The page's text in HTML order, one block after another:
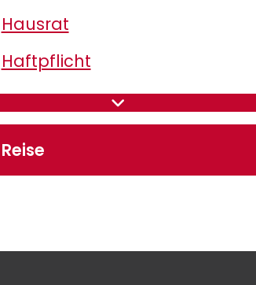
Hausrat
Haftpflicht
Drohnen
Rechtsschutz
Reise